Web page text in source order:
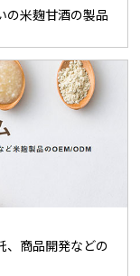
の米麹甘酒の製品
、商品開発などの